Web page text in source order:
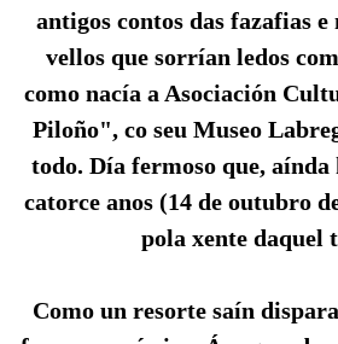
antigos contos das fazafias e
vellos que sorrían ledos
como nacía a Asociación
Piloño", co seu Museo
todo. Día fermoso que,
catorce anos (14 de outubro
pola xente daquel
Como un resorte saín